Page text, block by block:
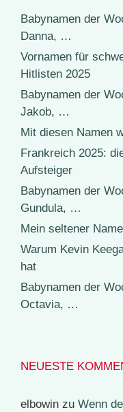
Babynamen der
Danna, …
Vornamen für
Hitlisten 2025
Babynamen der
Jakob, …
Mit diesen Namen
Frankreich 2025:
Aufsteiger
Babynamen der
Gundula, …
Mein seltener
Warum Kevin
hat
Babynamen der
Octavia, …
NEUESTE
elbowin zu Wenn